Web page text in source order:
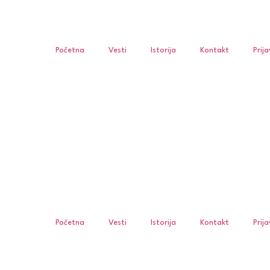
Početna Vesti Istorija Kontakt
Početna Vesti Istorija Kontakt